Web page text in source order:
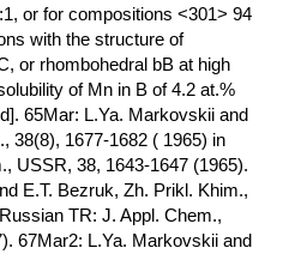
or for compositions <301> 94
with the structure of
or rhombohedral bB at high
of Mn in B of 4.2 at.%
65Mar: L.Ya. Markovskii and
38(8), 1677-1682 ( 1965) in
USSR, 38, 1643-1647 (1965).
E.T. Bezruk, Zh. Prikl. Khim.,
TR: J. Appl. Chem.,
67Mar2: L.Ya. Markovskii and